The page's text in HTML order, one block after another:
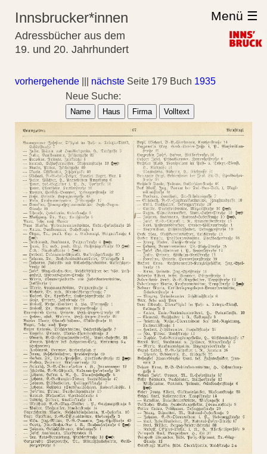
Innsbrucker*innen
Adressbücher aus dem
19. und 20. Jahrhundert
Menü ☰
vorhergehende nächste Seite 179 Buch 1935
Neue Suche:
Name Haus Firma Volltext